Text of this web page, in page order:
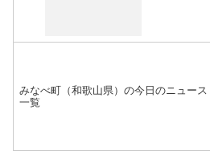
みなべ町（和歌山県）の今日のニュース
一覧